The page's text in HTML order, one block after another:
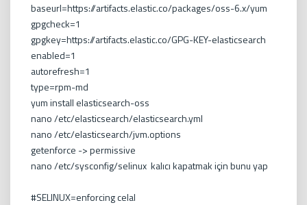
baseurl=https://artifacts.elastic.co/packages/oss-6.x/yum
gpgcheck=1
gpgkey=https://artifacts.elastic.co/GPG-KEY-elasticsearch
enabled=1
autorefresh=1
type=rpm-md
yum install elasticsearch-oss
nano /etc/elasticsearch/elasticsearch.yml
nano /etc/elasticsearch/jvm.options
getenforce -> permissive
nano /etc/sysconfig/selinux kalıcı kapatmak için bunu yap
#SELINUX=enforcing celal